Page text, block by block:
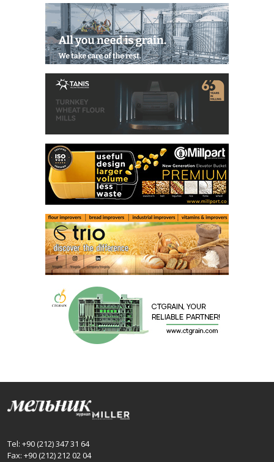
Tel: +90 (212) 347 31 64
Fax: +90 (212) 212 02 04